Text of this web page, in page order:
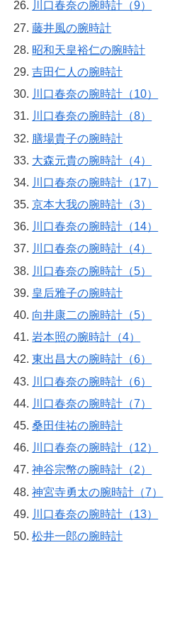
川口春奈の腕時計（9）
藤井風の腕時計
昭和天皇裕仁の腕時計
吉田仁人の腕時計
川口春奈の腕時計（10）
川口春奈の腕時計（8）
膳場貴子の腕時計
大森元貴の腕時計（4）
川口春奈の腕時計（17）
京本大我の腕時計（3）
川口春奈の腕時計（14）
川口春奈の腕時計（4）
川口春奈の腕時計（5）
皇后雅子の腕時計
向井康二の腕時計（5）
岩本照の腕時計（4）
東出昌大の腕時計（6）
川口春奈の腕時計（6）
川口春奈の腕時計（7）
桑田佳祐の腕時計
川口春奈の腕時計（12）
神谷宗幣の腕時計（2）
神宮寺勇太の腕時計（7）
川口春奈の腕時計（13）
松井一郎の腕時計